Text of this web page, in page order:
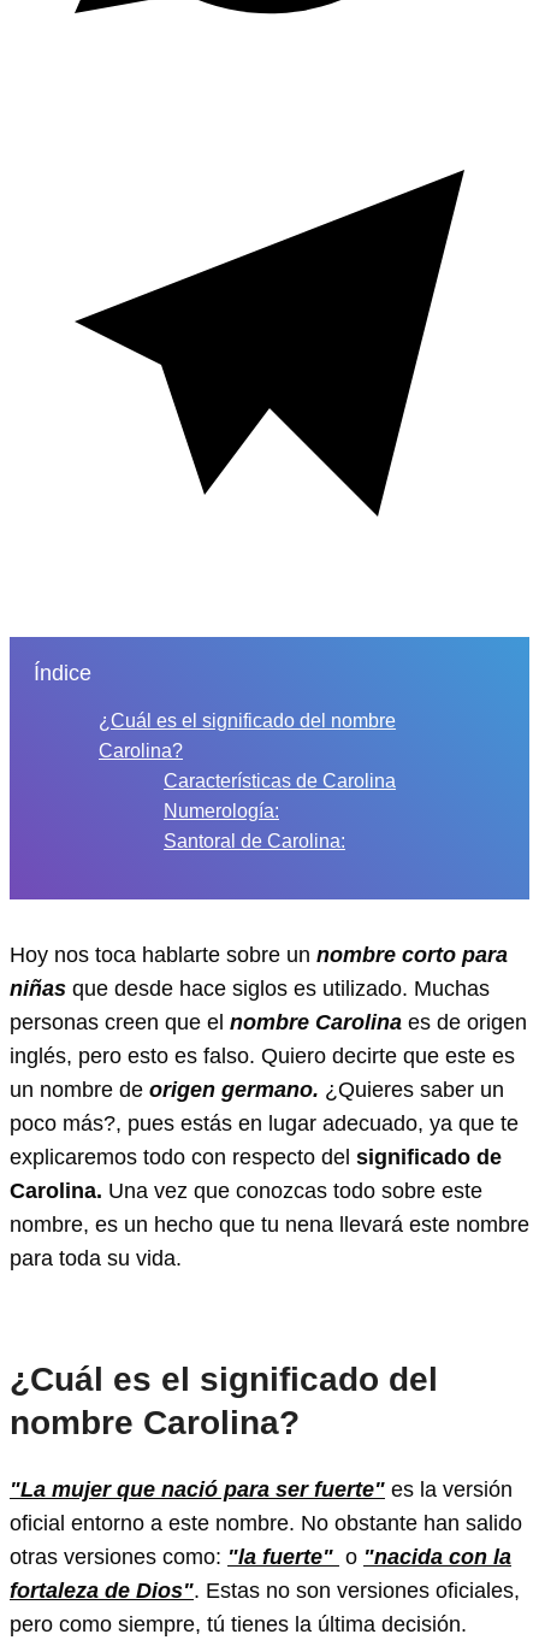
Índice
¿Cuál es el significado del nombre
Carolina?
Características de Carolina
Numerología:
Santoral de Carolina:
Hoy nos toca hablarte sobre un nombre corto para
niñas que desde hace siglos es utilizado. Muchas
personas creen que el nombre Carolina es de origen
inglés, pero esto es falso. Quiero decirte que este es
un nombre de origen germano. ¿Quieres saber un
poco más?, pues estás en lugar adecuado, ya que te
explicaremos todo con respecto del significado de
Carolina. Una vez que conozcas todo sobre este
nombre, es un hecho que tu nena llevará este nombre
para toda su vida.
¿Cuál es el significado del
nombre Carolina?
"La mujer que nació para ser fuerte" es la versión
oficial entorno a este nombre. No obstante han salido
otras versiones como: "la fuerte" o "nacida con la
fortaleza de Dios". Estas no son versiones oficiales,
pero como siempre, tú tienes la última decisión.